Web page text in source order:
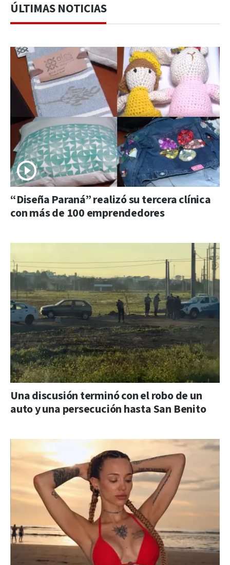
ÚLTIMAS NOTICIAS
“Diseña Paraná” realizó su tercera clínica
con más de 100 emprendedores
Una discusión terminó con el robo de un
auto y una persecución hasta San Benito